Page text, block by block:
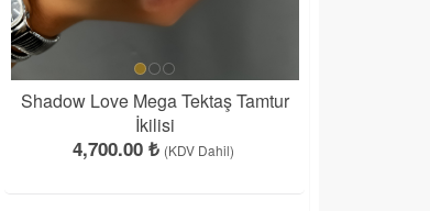
Shadow Love Mega Tektaş Tamtur
İkilisi
4,700.00 ₺ (KDV Dahil)